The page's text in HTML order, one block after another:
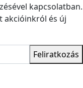
kapcsolatban.
akcióinkról és új
Feliratkozás